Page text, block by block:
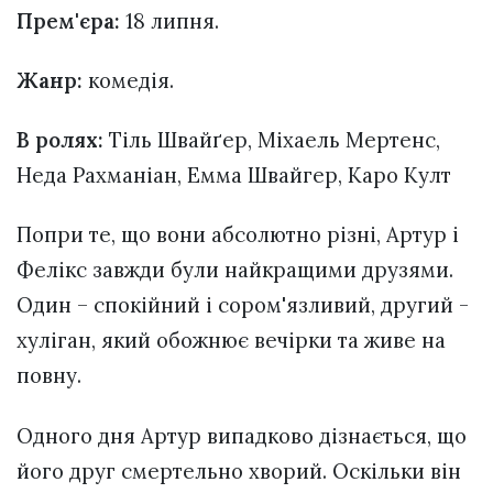
Прем'єра: 18 липня.
Жанр: комедія.
В ролях: Тіль Швайґер, Міхаель Мертенс,
Неда Рахманіан, Емма Швайгер, Каро Култ
Попри те, що вони абсолютно різні, Артур і
Фелікс завжди були найкращими друзями.
Один – спокійний і сором'язливий, другий -
хуліган, який обожнює вечірки та живе на
повну.
Одного дня Артур випадково дізнається, що
його друг смертельно хворий. Оскільки він